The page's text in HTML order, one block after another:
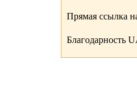
Прямая ссылка
Благодарность